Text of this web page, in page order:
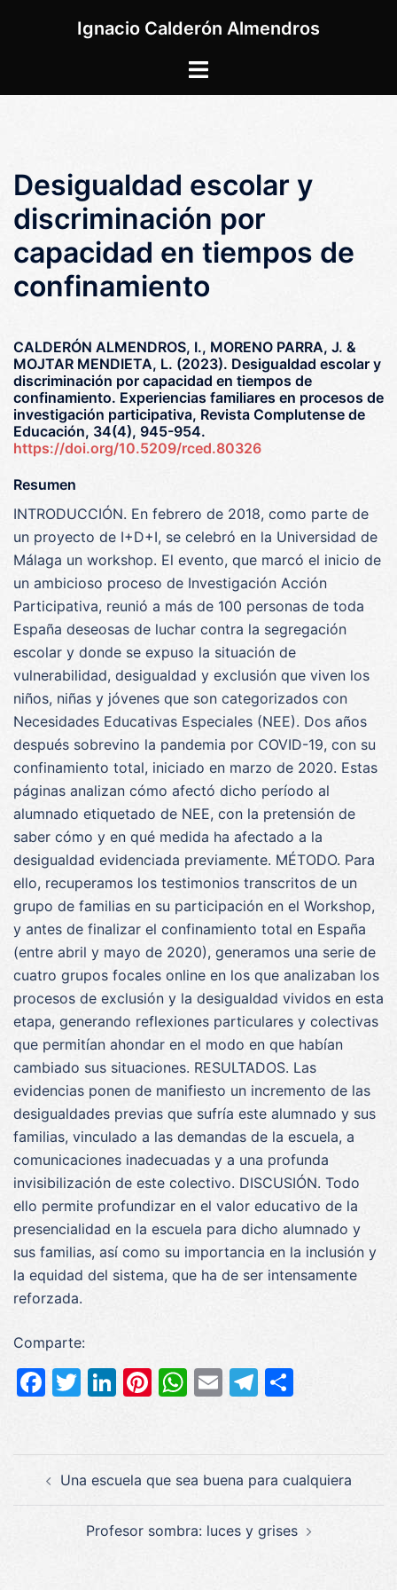
Ignacio Calderón Almendros
Alternar
Desigualdad escolar y
discriminación por
capacidad en tiempos de
confinamiento
CALDERÓN ALMENDROS, I., MORENO PARRA, J. &
MOJTAR MENDIETA, L. (2023). Desigualdad escolar y
discriminación por capacidad en tiempos de
confinamiento. Experiencias familiares en procesos de
investigación participativa, Revista Complutense de
Educación, 34(4), 945-954.
https://doi.org/10.5209/rced.80326
Resumen
INTRODUCCIÓN. En febrero de 2018, como parte de
un proyecto de I+D+I, se celebró en la Universidad de
Málaga un workshop. El evento, que marcó el inicio de
un ambicioso proceso de Investigación Acción
Participativa, reunió a más de 100 personas de toda
España deseosas de luchar contra la segregación
escolar y donde se expuso la situación de
vulnerabilidad, desigualdad y exclusión que viven los
niños, niñas y jóvenes que son categorizados con
Necesidades Educativas Especiales (NEE). Dos años
después sobrevino la pandemia por COVID-19, con su
confinamiento total, iniciado en marzo de 2020. Estas
páginas analizan cómo afectó dicho período al
alumnado etiquetado de NEE, con la pretensión de
saber cómo y en qué medida ha afectado a la
desigualdad evidenciada previamente. MÉTODO. Para
ello, recuperamos los testimonios transcritos de un
grupo de familias en su participación en el Workshop,
y antes de finalizar el confinamiento total en España
(entre abril y mayo de 2020), generamos una serie de
cuatro grupos focales online en los que analizaban los
procesos de exclusión y la desigualdad vividos en esta
etapa, generando reflexiones particulares y colectivas
que permitían ahondar en el modo en que habían
cambiado sus situaciones. RESULTADOS. Las
evidencias ponen de manifiesto un incremento de las
desigualdades previas que sufría este alumnado y sus
familias, vinculado a las demandas de la escuela, a
comunicaciones inadecuadas y a una profunda
invisibilización de este colectivo. DISCUSIÓN. Todo
ello permite profundizar en el valor educativo de la
presencialidad en la escuela para dicho alumnado y
sus familias, así como su importancia en la inclusión y
la equidad del sistema, que ha de ser intensamente
reforzada.
Comparte:
Facebook
Twitter
LinkedIn
Pinterest
WhatsApp
EmailTelegram
Una escuela que sea buena para cualquiera
Profesor sombra: luces y grises